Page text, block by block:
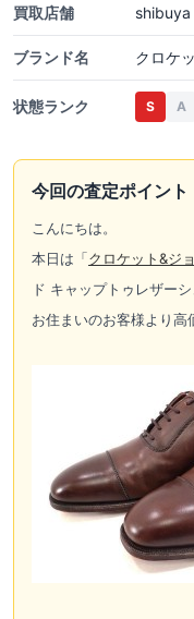
買取店舗 shibuya
ブランド名 クロケ
状態ランク S A
今回の査定ポイント
こんにちは。
本日は「クロケット&ジ
ド キャップトゥレザー
お住まいのお客様より高